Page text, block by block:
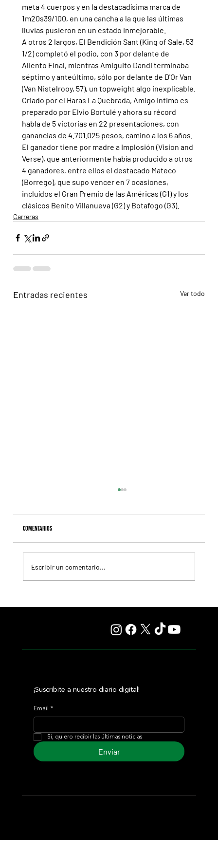
meta 4 cuerpos y en la destacadísima marca de
1m20s39/100, en una cancha a la que las últimas
lluvias pusieron en un estado inmejorable.
A otros 2 largos, El Bendición Sant (King of Sale, 53
1/2) completó el podio, con 3 por delante de
Aliento Final, mientras Amiguito Dandi terminaba
séptimo y anteúltimo, sólo por delante de D'Or Van
(Van Nistelrooy, 57), un topweight algo inexplicable.
Criado por el Haras La Quebrada, Amigo Intimo es
preparado por Elvio Bortulé y ahora su récord
habla de 5 victorias en 22 presentaciones, con
ganancias de 4.701.025 pesos, camino a los 6 años.
El ganador tiene por madre a Implosión (Vision and
Verse), que anteriormente había producido a otros
4 ganadores, entre ellos el destacado Mateco
(Borrego), que supo vencer en 7 ocasiones,
incluídos el Gran Premio de las Américas (G1) y los
clásicos Benito Villanueva (G2) y Botafogo (G3).
Carreras
Entradas recientes Ver todo
Comentarios
Escribir un comentario...
¡Suscribite a nuestro diario digital!
Email *
Si, quiero recibir las últimas noticias
Enviar